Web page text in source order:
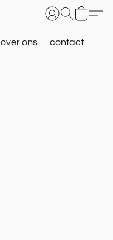
over ons contact